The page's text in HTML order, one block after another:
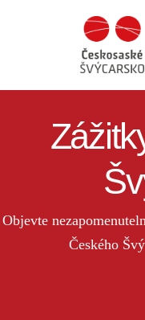
Objevte
Českého